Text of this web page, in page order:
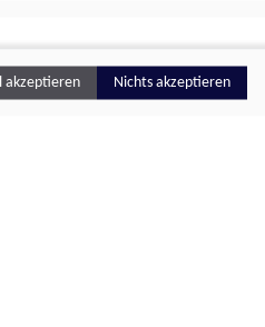
akzeptieren Nichts akzeptieren